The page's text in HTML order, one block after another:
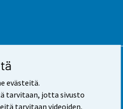
evästeitä.
tarvitaan, jotta sivusto
tarvitaan videoiden,